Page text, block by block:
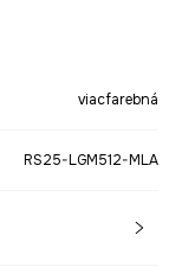
viacfarebná
RS25-LGM512-MLA